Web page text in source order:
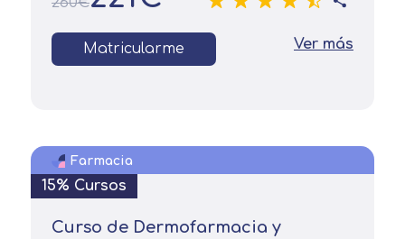
Matricularme Ver más
Farmacia
15% Cursos
Curso de Dermofarmacia y